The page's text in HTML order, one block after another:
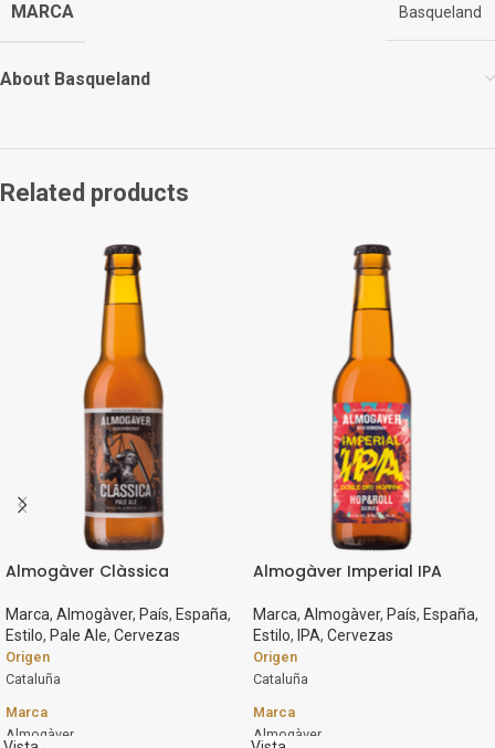
MARCA
Basqueland
About Basqueland
Related products
Almogàver Clàssica
Marca, Almogàver, País, España,
Estilo, Pale Ale, Cervezas
Origen
Cataluña
Marca
Almogàver
Almogàver Imperial IPA
Marca, Almogàver, País, España,
Estilo, IPA, Cervezas
Origen
Cataluña
Marca
Almogàver